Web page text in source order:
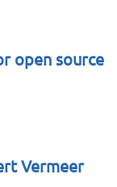
open source
Vermeer